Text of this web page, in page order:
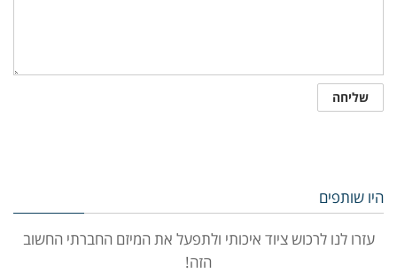
היו שותפים
עזרו לנו לרכוש ציוד איכותי ולתפעל את המיזם החברתי החשוב
הזה!